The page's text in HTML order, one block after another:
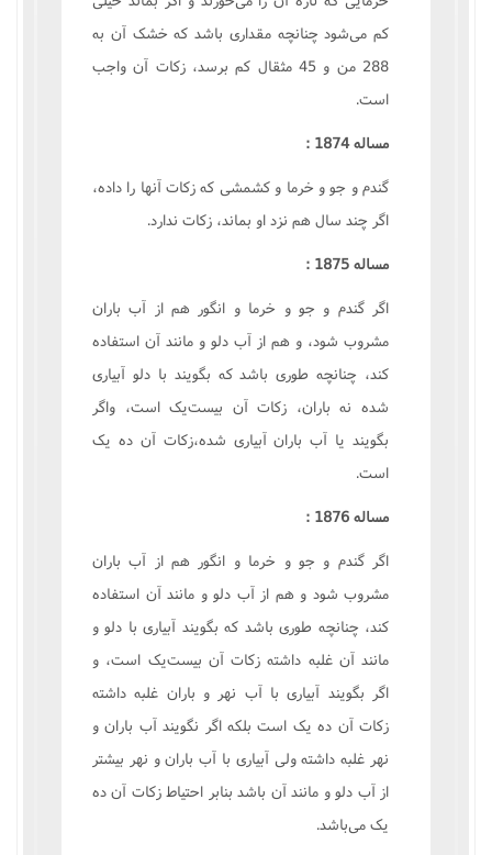
کم مى‌شود چنانچه مقدارى باشد که خشک آن به
288 من و 45 مثقال کم برسد، زکات آن واجب
است.
مساله 1874 :
گندم و جو و خرما و کشمشى که زکات آنها را داده،
اگر چند سال هم نزد او بماند، زکات ندارد.
مساله 1875 :
اگر گندم و جو و خرما و انگور هم از آب باران
مشروب شود، و هم از آب دلو و مانند آن استفاده
کند، چنانچه طورى باشد که بگويند با دلو آبيارى
شده نه باران، زکات آن بيست‌يک است، واگر
بگويند يا آب باران آبيارى شده،زکات آن ده يک
است.
مساله 1876 :
اگر گندم و جو و خرما و انگور هم از آب باران
مشروب شود و هم از آب دلو و مانند آن استفاده
کند، چنانچه طورى باشد که بگويند آبيارى با دلو و
مانند آن غلبه داشته زکات آن بيست‌يک است، و
اگر بگويند آبيارى با آب نهر و باران غلبه داشته
زکات آن ده يک است بلکه اگر نگويند آب باران و
نهر غلبه داشته ولى آبيارى با آب باران و نهر بيشتر
از آب دلو و مانند آن باشد بنابر احتياط زکات آن ده
يک مى‌باشد.